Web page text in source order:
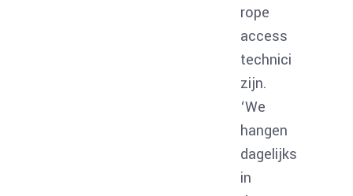
rope
access
technici
zijn.
‘We
hangen
dagelijks
in